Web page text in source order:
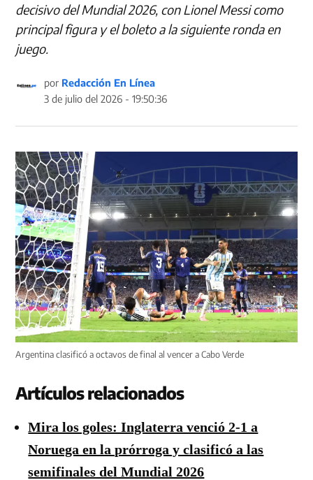
decisivo del Mundial 2026, con Lionel Messi como
principal figura y el boleto a la siguiente ronda en
juego.
por Redacción En Línea
3 de julio del 2026 - 19:50:36
Argentina clasificó a octavos de final al vencer a Cabo Verde
Artículos relacionados
Mira los goles: Inglaterra venció 2-1 a
Noruega en la prórroga y clasificó a las
semifinales del Mundial 2026